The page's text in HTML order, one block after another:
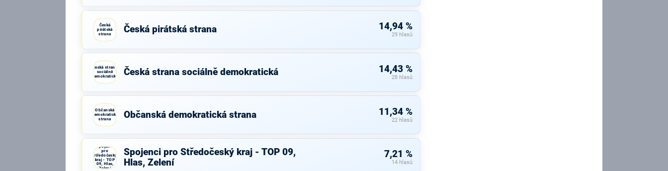
Česká
pirátská
strana
Česká pirátská strana 14,94 %
29 hlasů
Česká strana
sociálně
demokratická
Česká strana sociálně demokratická 14,43 %
28 hlasů
Občanská
demokratická
strana
Občanská demokratická strana 11,34 %
22 hlasů
Spojenci
pro
Středočeský
kraj - TOP
09, Hlas,
Zelení
Spojenci pro Středočeský kraj - TOP 09,
Hlas, Zelení
7,21 %
14 hlasů